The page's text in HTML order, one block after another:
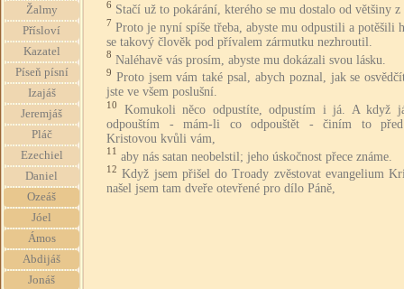
Žalmy
Přísloví
Kazatel
Píseň písní
Izajáš
Jeremjáš
Pláč
Ezechiel
Daniel
Ozeáš
Jóel
Ámos
Abdijáš
Jonáš
6 Stačí už to pokárání, kterého se mu dostalo od většiny z
7 Proto je nyní spíše třeba, abyste mu odpustili a potěšili
se takový člověk pod přívalem zármutku nezhroutil.
8 Naléhavě vás prosím, abyste mu dokázali svou lásku.
9 Proto jsem vám také psal, abych poznal, jak se
jste ve všem poslušní.
10
Komukoli něco odpustíte, odpustím i já. A když
odpouštím - mám-li co odpouštět - činím to
Kristovou kvůli vám,
11 aby nás satan neobelstil; jeho úskočnost přece známe.
12 Když jsem přišel do Troady zvěstovat evangelium
našel jsem tam dveře otevřené pro dílo Páně,